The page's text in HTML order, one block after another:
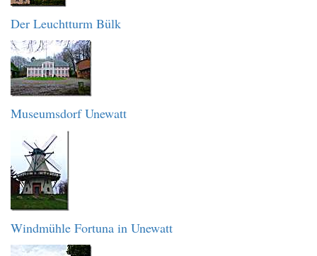
Der Leuchtturm Bülk
Museumsdorf Unewatt
Windmühle Fortuna in Unewatt